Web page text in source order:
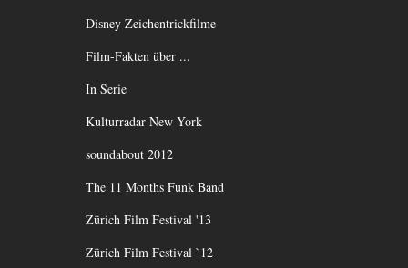
Disney Zeichentrickfilme
Film-Fakten über ...
In Serie
Kulturradar New York
soundabout 2012
The 11 Months Funk Band
Zürich Film Festival '13
Zürich Film Festival `12